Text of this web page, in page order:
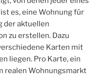
es, eine Wohnung für
der aktuellen
zu erstellen. Dazu
Karten mit
liegen. Pro Karte, ein
realen Wohnungsmarkt